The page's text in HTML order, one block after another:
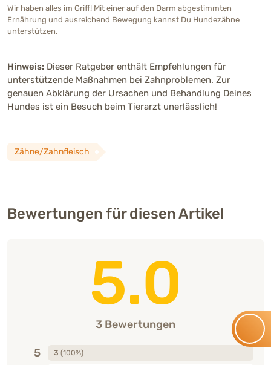
Wir haben alles im Griff! Mit einer auf den Darm abgestimmten
Ernährung und ausreichend Bewegung kannst Du Hundezähne
unterstützen.
Hinweis: Dieser Ratgeber enthält Empfehlungen für
unterstützende Maßnahmen bei Zahnproblemen. Zur
genauen Abklärung der Ursachen und Behandlung Deines
Hundes ist ein Besuch beim Tierarzt unerlässlich!
Zähne/Zahnfleisch
Bewertungen für diesen Artikel
5.0
3 Bewertungen
5 3 (100%)